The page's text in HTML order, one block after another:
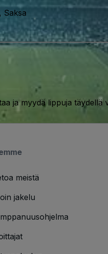
Saksa
ja myydä lippuja täydellä
meistä
jakelu